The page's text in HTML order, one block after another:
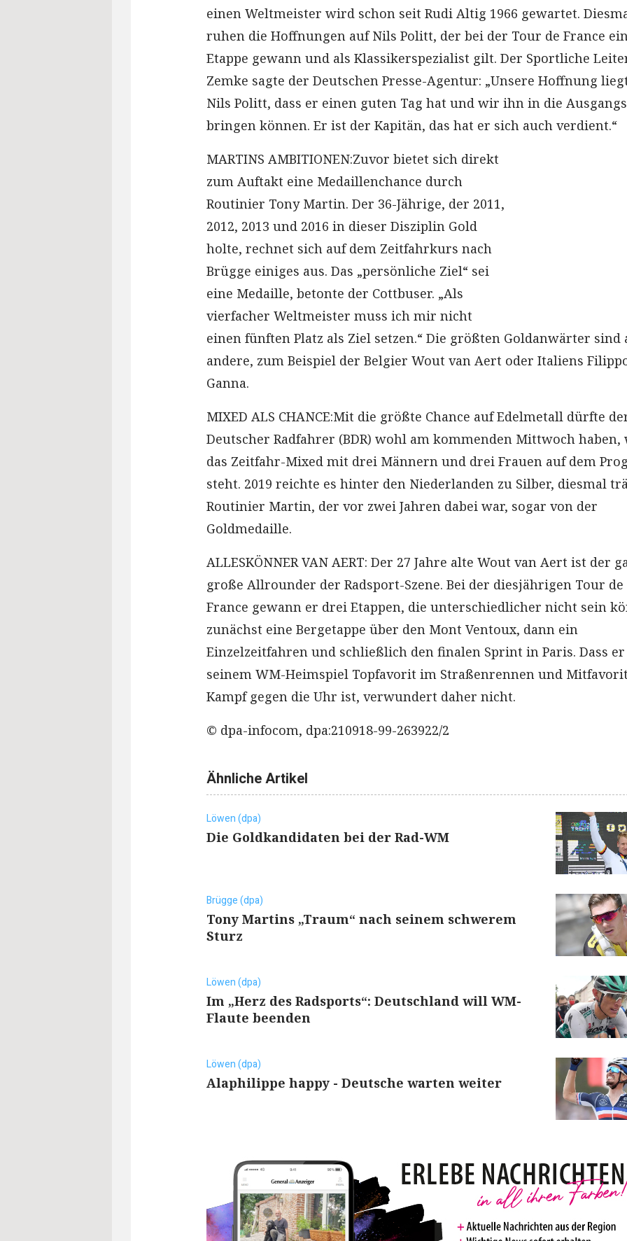
einen Weltmeister wird schon seit Rudi Altig 1966 gewartet.
ruhen die Hoffnungen auf Nils Politt, der bei der Tour de France
Etappe gewann und als Klassikerspezialist gilt. Der Sportliche
Zemke sagte der Deutschen Presse-Agentur: „Unsere Hoffnung
Nils Politt, dass er einen guten Tag hat und wir ihn in die
bringen können. Er ist der Kapitän, das hat er sich auch verdient.“
MARTINS AMBITIONEN:Zuvor bietet sich direkt
zum Auftakt eine Medaillenchance durch
Routinier Tony Martin. Der 36-Jährige, der 2011,
2012, 2013 und 2016 in dieser Disziplin Gold
holte, rechnet sich auf dem Zeitfahrkurs nach
Brügge einiges aus. Das „persönliche Ziel“ sei
eine Medaille, betonte der Cottbuser. „Als
vierfacher Weltmeister muss ich mir nicht
einen fünften Platz als Ziel setzen.“ Die größten Goldanwärter sind
andere, zum Beispiel der Belgier Wout van Aert oder Italiens
Ganna.
MIXED ALS CHANCE:Mit die größte Chance auf Edelmetall dürfte
Deutscher Radfahrer (BDR) wohl am kommenden Mittwoch haben,
das Zeitfahr-Mixed mit drei Männern und drei Frauen auf dem
steht. 2019 reichte es hinter den Niederlanden zu Silber, diesmal
Routinier Martin, der vor zwei Jahren dabei war, sogar von der
Goldmedaille.
ALLESKÖNNER VAN AERT: Der 27 Jahre alte Wout van Aert ist der
große Allrounder der Radsport-Szene. Bei der diesjährigen Tour de
France gewann er drei Etappen, die unterschiedlicher nicht sein
zunächst eine Bergetappe über den Mont Ventoux, dann ein
Einzelzeitfahren und schließlich den finalen Sprint in Paris. Dass
seinem WM-Heimspiel Topfavorit im Straßenrennen und
Kampf gegen die Uhr ist, verwundert daher nicht.
© dpa-infocom, dpa:210918-99-263922/2
Ähnliche Artikel
Löwen (dpa)
Die Goldkandidaten bei der Rad-WM
Brügge (dpa)
Tony Martins „Traum“ nach seinem schwerem
Sturz
Löwen (dpa)
Im „Herz des Radsports“: Deutschland will WM-
Flaute beenden
Löwen (dpa)
Alaphilippe happy - Deutsche warten weiter